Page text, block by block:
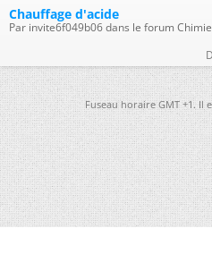
Chauffage d'acide
Par invite6f049b06 dans le forum Chimie
Fuseau horaire GMT +1. Il